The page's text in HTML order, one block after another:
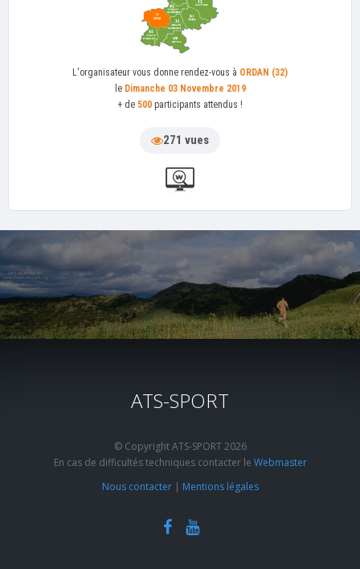
L'organisateur vous donne rendez-vous à ORDAN (32)
le Dimanche 03 Novembre 2019
+ de 500 participants attendus !
271 vues
ATS-SPORT
© Copyright ATS-SPORT 2026
En cas de difficultés techniques contacter le Webmaster
Nous contacter| Mentions légales